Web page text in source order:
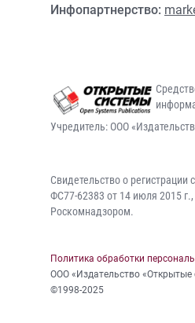
Инфопартнерство:
Учредитель: ООО
Свидетельство о регистрации
ФС77-62383 от 14 июля 2015
Роскомнадзором.
Политика обработки
ООО «Издательство «Открытые
©1998-2025